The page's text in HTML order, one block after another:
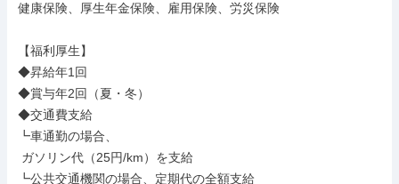
健康保険、厚生年金保険、雇用保険、労災保険
【福利厚生】
◆昇給年1回
◆賞与年2回（夏・冬）
◆交通費支給
┗車通勤の場合、
┗公共交通機関の場合、定期代の全額支給